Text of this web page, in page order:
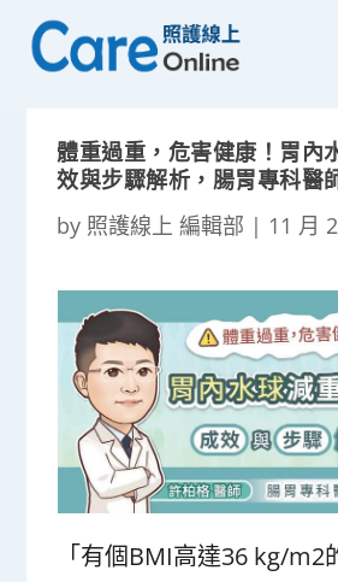
體重過重，危害健康！胃內
效與步驟解析，腸胃專科醫
by 照護線上 編輯部 | 11 月
「有個BMI高達36 kg/m2